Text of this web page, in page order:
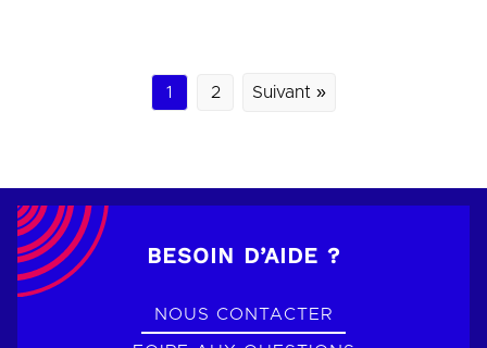
1 2 Suivant »
BESOIN D’AIDE ?
NOUS CONTACTER